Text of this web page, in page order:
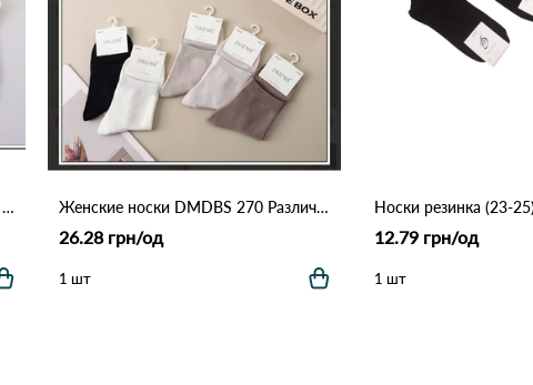
Женские парфюмированные носки ЛАСТОЧКА из модала (Опт) 140-3 Белый Женские носки DMDBS 270 Различные цвета
26.28 грн/од
1 шт
12.79 грн/од
1 шт